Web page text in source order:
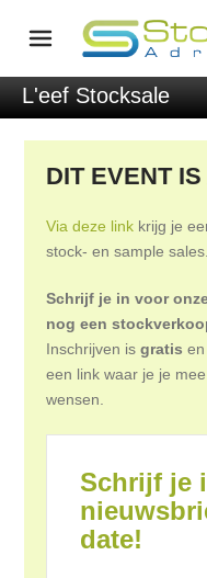
L'eef Stocksale
DIT EVENT
Via deze link krijg je
stock- en sample sales.
Schrijf je in voor
nog een
Inschrijven isgratis
een link waar je je
wensen.
Schrijf je
date!